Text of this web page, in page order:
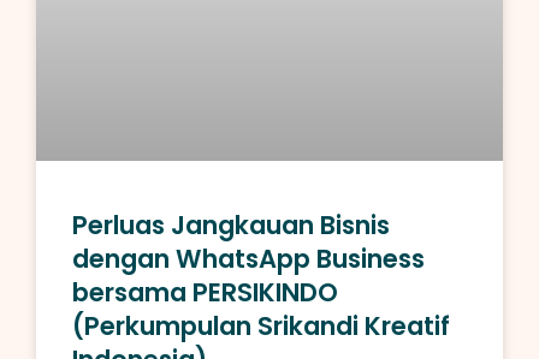
Perluas Jangkauan Bisnis
dengan WhatsApp Business
bersama PERSIKINDO
(Perkumpulan Srikandi Kreatif